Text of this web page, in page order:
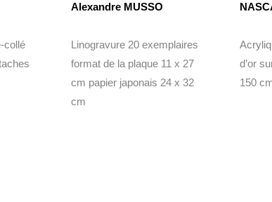
collé
Alexandre MUSSO
Linogravure 20 exemplaires
format de la plaque 11 x 27
cm papier japonais 24 x 32
cm
d’or
150